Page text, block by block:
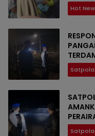
Hot